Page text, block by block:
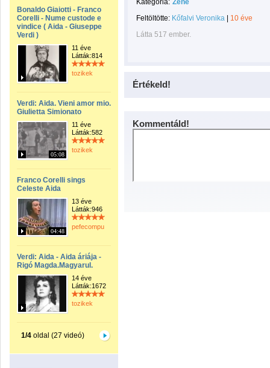
Bonaldo Giaiotti - Franco
Corelli - Nume custode e
vindice ( Aida - Giuseppe
Verdi )
11 éve
Látták:814
tozikek
Verdi: Aida. Vieni amor mio.
Giulietta Simionato
05:08
11 éve
Látták:582
tozikek
Franco Corelli sings
Celeste Aida
04:48
13 éve
Látták:946
pefecompu
Verdi: Aida - Aida áriája -
Rigó Magda.Magyarul.
14 éve
Látták:1672
tozikek
1/4oldal (27 videó)
Kategória: Zene
Feltöltötte: Kőfalvi Veronika
10 éve
Látta 517 ember.
Értékeld!
Kommentáld!